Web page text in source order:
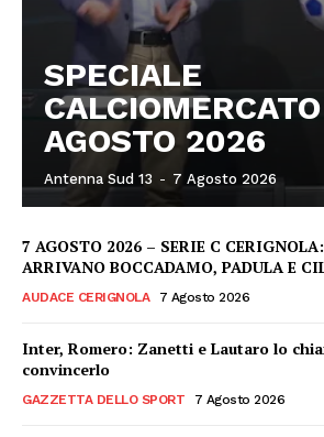
SPECIALE
AGOSTO 2026
Antenna Sud 13 - 7 Agosto 2026
7 AGOSTO 2026 – SERIE C
ARRIVANO BOCCADAMO, PADULA E
AUDACE CERIGNOLA 7 Agosto 2026
Inter, Romero: Zanetti e Lautaro lo
convincerlo
GAZZETTA DELLO SPORT 7 Agosto 2026